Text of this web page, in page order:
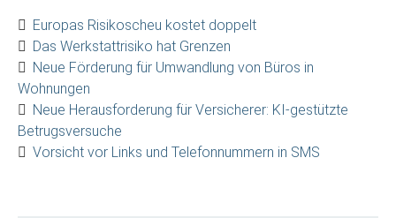
Europas Risikoscheu kostet doppelt
Das Werkstattrisiko hat Grenzen
Neue Förderung für Umwandlung von Büros in
Wohnungen
Neue Herausforderung für Versicherer: KI-gestützte
Betrugsversuche
Vorsicht vor Links und Telefonnummern in SMS